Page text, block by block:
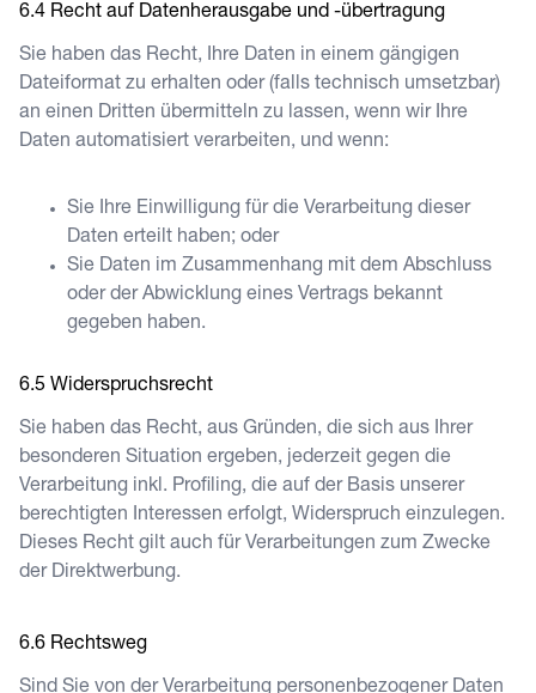
Recht auf Datenherausgabe und -übertragung
Sie haben das Recht, Ihre Daten in einem gängigen
Dateiformat zu erhalten oder (falls technisch umsetzbar)
an einen Dritten übermitteln zu lassen, wenn wir Ihre
Daten automatisiert verarbeiten, und wenn:
Sie Ihre Einwilligung für die Verarbeitung dieser
Daten erteilt haben; oder
Sie Daten im Zusammenhang mit dem Abschluss
oder der Abwicklung eines Vertrags bekannt
gegeben haben.
Widerspruchsrecht
Sie haben das Recht, aus Gründen, die sich aus Ihrer
besonderen Situation ergeben, jederzeit gegen die
Verarbeitung inkl. Profiling, die auf der Basis unserer
berechtigten Interessen erfolgt, Widerspruch einzulegen.
Dieses Recht gilt auch für Verarbeitungen zum Zwecke
der Direktwerbung.
Rechtsweg
Sind Sie von der Verarbeitung personenbezogener Daten